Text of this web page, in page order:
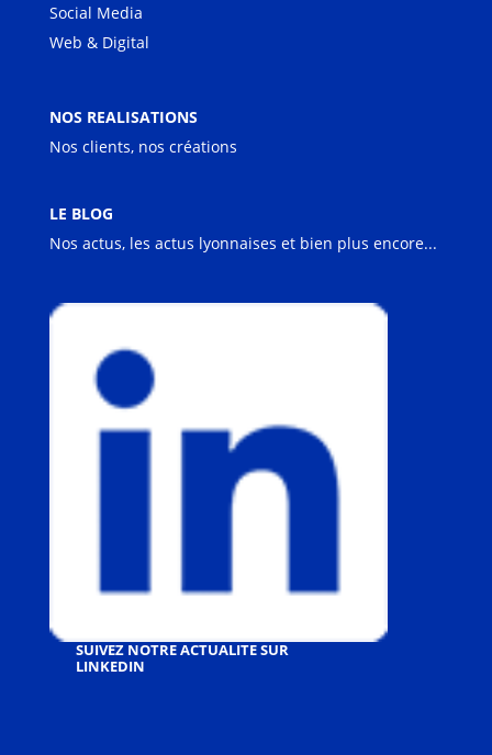
Social Media
Web & Digital
NOS REALISATIONS
Nos clients, nos créations
LE BLOG
Nos actus, les actus lyonnaises et bien plus encore...
SUIVEZ NOTRE ACTUALITE SUR
LINKEDIN